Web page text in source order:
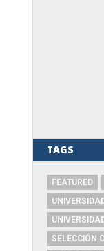
TAGS
FEATURED
SELECCIÓN